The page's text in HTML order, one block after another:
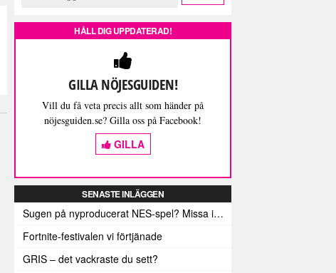
HÅLL DIG UPPDATERAD!
GILLA NÖJESGUIDEN!
Vill du få veta precis allt som händer på
nöjesguiden.se? Gilla oss på Facebook!
GILLA
SENASTE INLÄGGEN
Sugen på nyproducerat NES-spel? Missa inte detta isf!
Fortnite-festivalen vi förtjänade
GRIS – det vackraste du sett?